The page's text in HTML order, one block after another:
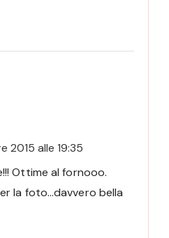
2015 alle 19:35
Ottime al fornooo.
la foto…davvero bella